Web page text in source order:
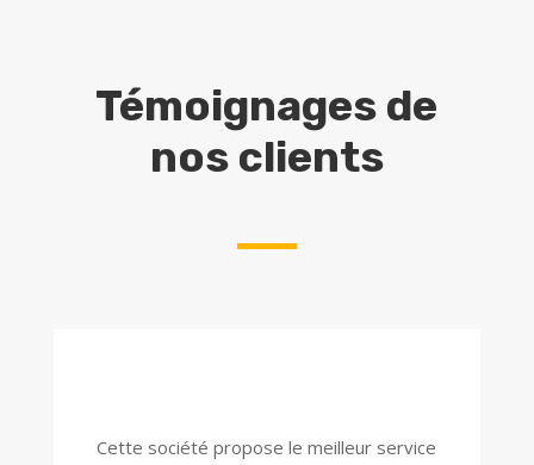
Témoignages de
nos clients
Cette société propose le meilleur service